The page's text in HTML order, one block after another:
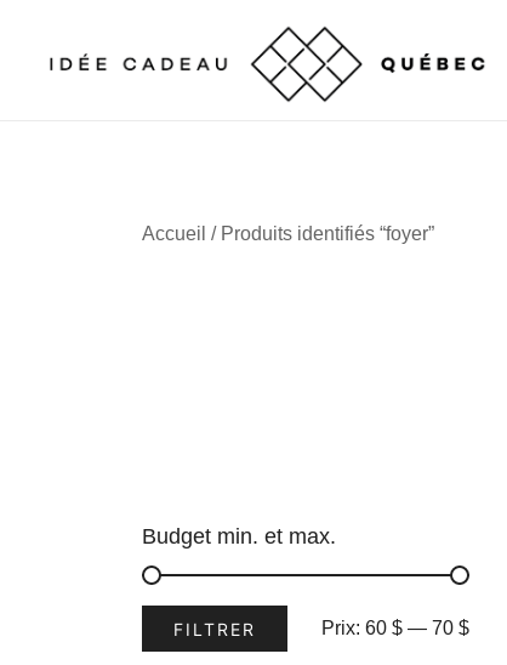
content
Accueil / Produits identifiés “foyer”
Budget min. et max.
FILTRER Prix: 60 $ — 70 $